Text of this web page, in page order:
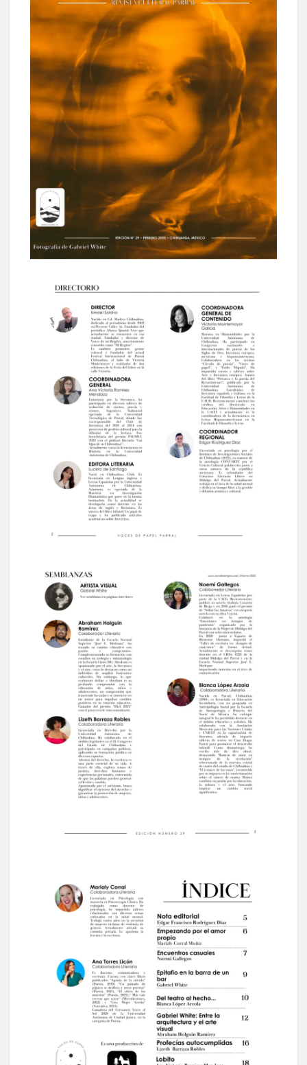
celebrarse en Delicias
Amplía Biblioteca Central “Carlos Montemayor”
actividades gratuitas para este mes de julio